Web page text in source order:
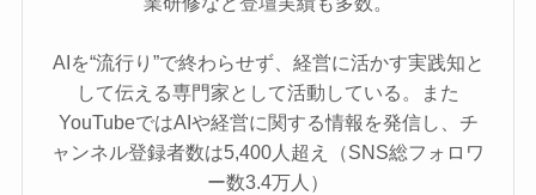
AIを“流行り”で終わらせず、経営に活かす実践知と
して伝える専門家として活動している。また
YouTubeではAIや経営に関する情報を発信し、チ
ャンネル登録者数は5,400人超え（SNS総フォロワ
ー数3.4万人）